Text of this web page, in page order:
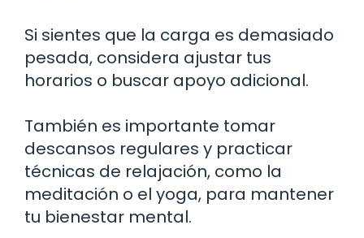
Si sientes que la carga es demasiado
pesada, considera ajustar tus
horarios o buscar apoyo adicional.
También es importante tomar
descansos regulares y practicar
técnicas de relajación, como la
meditación o el yoga, para mantener
tu bienestar mental.